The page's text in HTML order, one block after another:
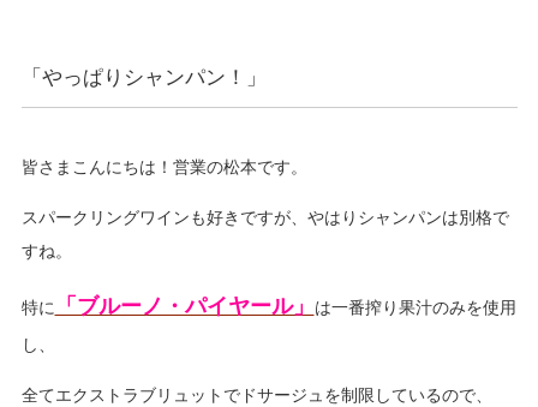
「やっぱりシャンパン！」
皆さまこんにちは！営業の松本です。
スパークリングワインも好きですが、やはりシャンパンは別格で
すね。
特に 「ブルーノ・パイヤール」
は一番搾り果汁のみを使用
し、
全てエクストラブリュットでドサージュを制限しているので、